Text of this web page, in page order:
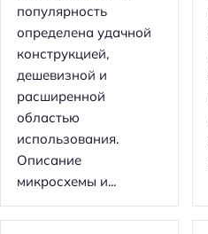
популярность
определена удачной
конструкцией,
дешевизной и
расширенной
областью
использования.
Описание
микросхемы и...